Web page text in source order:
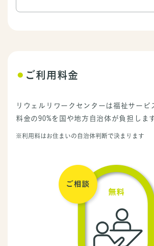
⚫︎ ご利用料金
リウェルリワークセンターは福祉サービ
料金の90%を国や地方自治体が負担します
※利用料はお住まいの自治体判断で決まります